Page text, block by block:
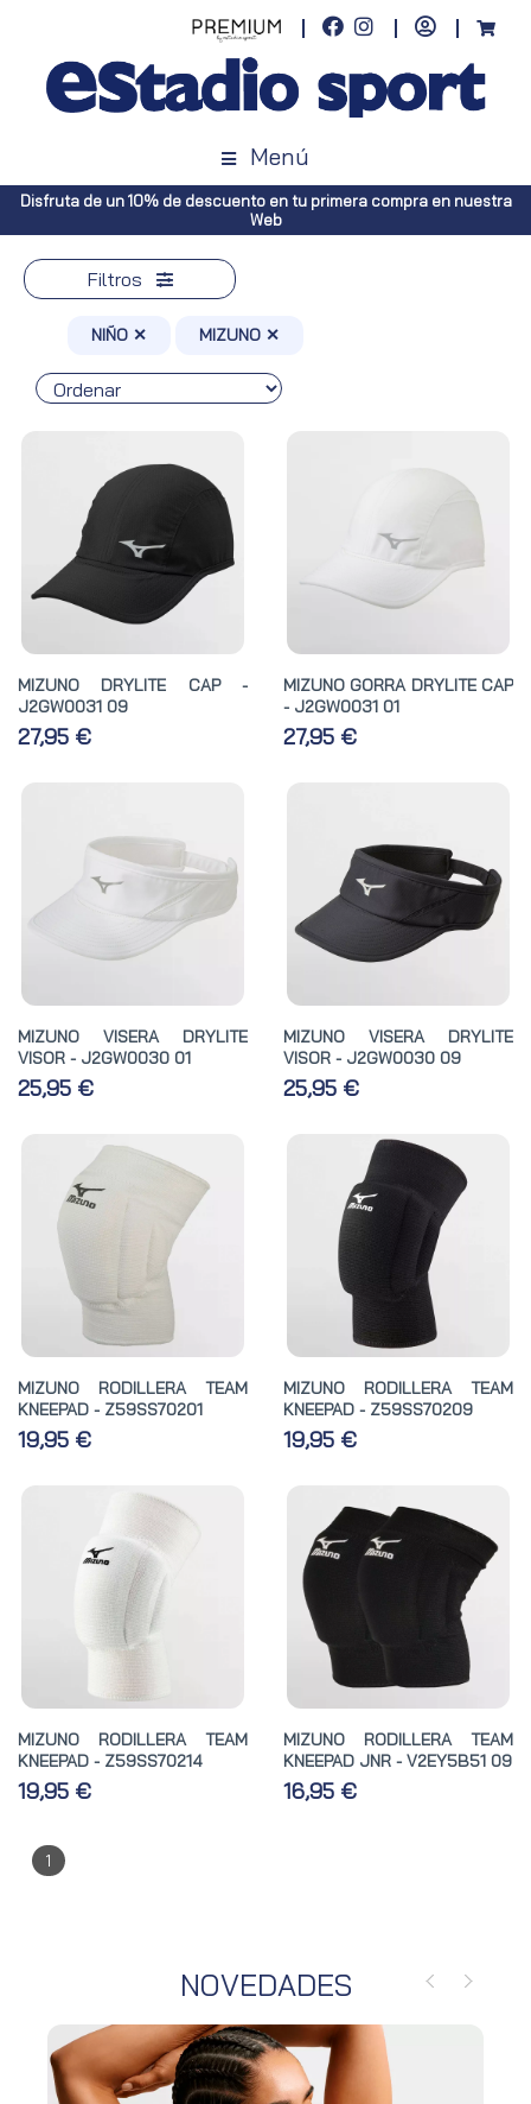
Menú
Disfruta de un 10% de descuento en tu primera compra en nuestra
Web
Filtros
NIÑO ✕ MIZUNO ✕
MIZUNO DRYLITE CAP -
J2GW0031 09
27,95 €
MIZUNO GORRA DRYLITE CAP
- J2GW0031 01
27,95 €
MIZUNO VISERA DRYLITE
VISOR - J2GW0030 01
25,95 €
MIZUNO VISERA DRYLITE
VISOR - J2GW0030 09
25,95 €
MIZUNO RODILLERA TEAM
KNEEPAD - Z59SS70201
19,95 €
MIZUNO RODILLERA TEAM
KNEEPAD - Z59SS70209
19,95 €
MIZUNO RODILLERA TEAM
KNEEPAD - Z59SS70214
19,95 €
MIZUNO RODILLERA TEAM
KNEEPAD JNR - V2EY5B51 09
16,95 €
1
NOVEDADES